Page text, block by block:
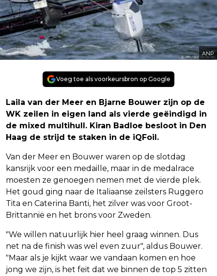
ANP
Voeg toe als voorkeursbron op Google
Laila van der Meer en Bjarne Bouwer zijn op de
WK zeilen in eigen land als vierde geëindigd in
de mixed multihull. Kiran Badloe besloot in Den
Haag de strijd te staken in de iQFoil.
Van der Meer en Bouwer waren op de slotdag
kansrijk voor een medaille, maar in de medalrace
moesten ze genoegen nemen met de vierde plek.
Het goud ging naar de Italiaanse zeilsters Ruggero
Tita en Caterina Banti, het zilver was voor Groot-
Brittannië en het brons voor Zweden.
"We willen natuurlijk hier heel graag winnen. Dus
net na de finish was wel even zuur", aldus Bouwer.
"Maar als je kijkt waar we vandaan komen en hoe
jong we zijn, is het feit dat we binnen de top 5 zitten